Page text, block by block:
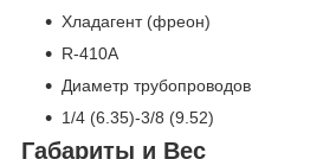
Хладагент (фреон)
R-410A
Диаметр трубопроводов
1/4 (6.35)-3/8 (9.52)
Габариты и Вес